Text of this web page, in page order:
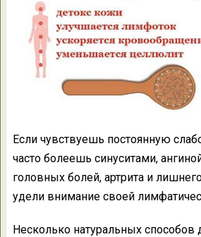
Если чувствуешь постоянную
часто болеешь синуситами,
головных болей, артрита и
удели внимание своей
Несколько натуральных способов